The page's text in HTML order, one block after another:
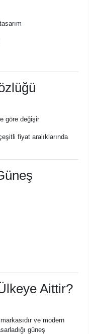
göre değişir
fiyat aralıklarında
Aittir?
ve modern
güneş